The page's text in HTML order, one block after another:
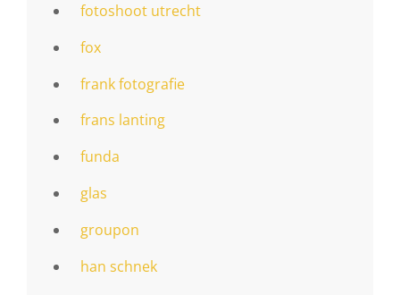
fotoshoot utrecht
fox
frank fotografie
frans lanting
funda
glas
groupon
han schnek